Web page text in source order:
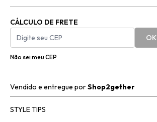
CÁLCULO DE FRETE
OK
Não sei meu CEP
Vendido e entregue porShop2gether
STYLE TIPS